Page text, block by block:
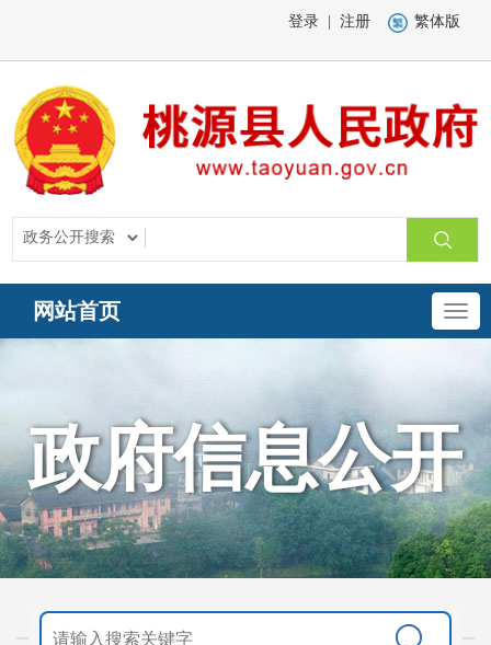
登录 注册 繁体版
网站首页
政府信息公开